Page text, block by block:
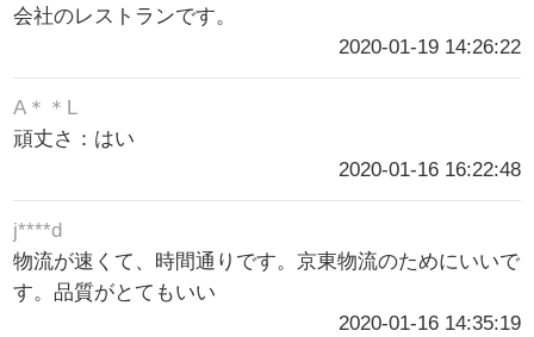
会社のレストランです。
2020-01-19 14:26:22
A＊＊L
頑丈さ：はい
2020-01-16 16:22:48
j****d
物流が速くて、時間通りです。京東物流のためにいいで
す。品質がとてもいい
2020-01-16 14:35:19